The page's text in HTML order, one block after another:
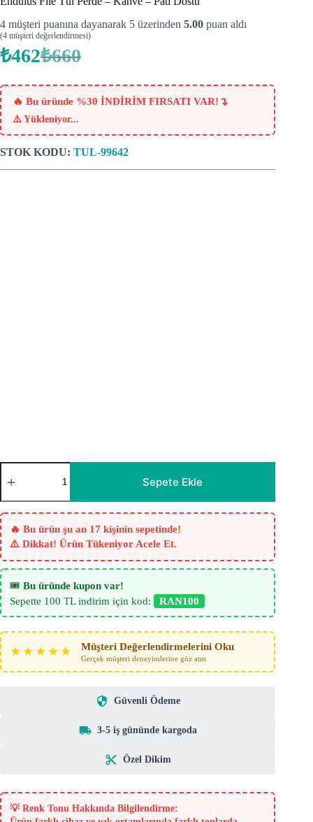
4 müşteri puanına dayanarak 5 üzerinden 5.00 puan aldı
(4 müşteri değerlendirmesi)
₺660
Orijinal
₺660.
₺462Şu
fiyat:
₺462.
🔥 Bu üründe %30 İNDİRİM FIRSATI VAR! ↴
⚠️ Yükleniyor...
STOK KODU: TUL-99642
Endülüs
File
Tül
Perde
-
Kahve
-
Pati
Dostu
adet
Sepete Ekle
🔥 Bu ürün şu an 17 kişinin sepetinde!
⚠️ Dikkat! Ürün Tükeniyor Acele Et.
🎟️ Bu üründe kupon var!
Sepette 100 TL indirim için kod:
RAN100
★★★★★ Müşteri Değerlendirmelerini Oku
Gerçek müşteri deneyimlerine göz atın
Güvenli Ödeme
3-5 iş gününde kargoda
Özel Dikim
💡 Renk Tonu Hakkında Bilgilendirme: